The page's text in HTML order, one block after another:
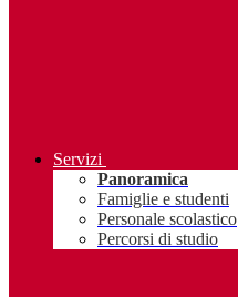
Servizi
Panoramica
Famiglie e studenti
Personale scolastico
Percorsi di studio